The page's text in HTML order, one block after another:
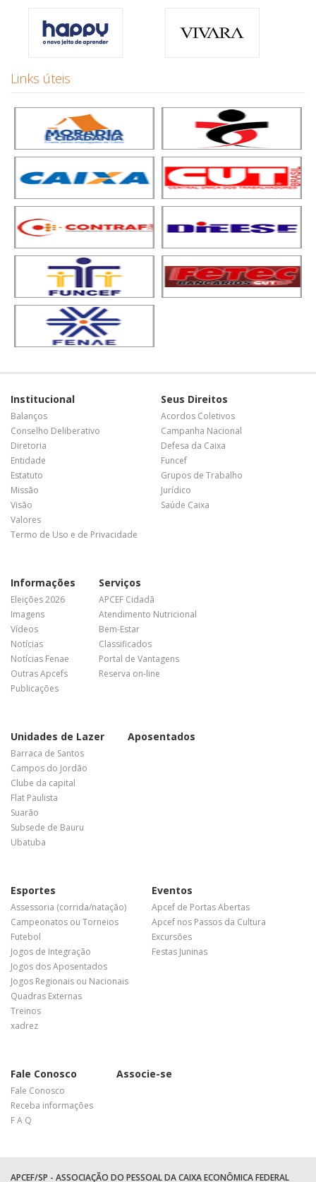
Links úteis
Institucional
Balanços
Conselho Deliberativo
Diretoria
Entidade
Estatuto
Missão
Visão
Valores
Termo de Uso e de Privacidade
Seus Direitos
Acordos Coletivos
Campanha Nacional
Defesa da Caixa
Funcef
Grupos de Trabalho
Jurídico
Saúde Caixa
Informações
Eleições 2026
Imagens
Vídeos
Notícias
Notícias Fenae
Outras Apcefs
Publicações
Serviços
APCEF Cidadã
Atendimento Nutricional
Bem-Estar
Classificados
Portal de Vantagens
Reserva on-line
Unidades de Lazer
Barraca de Santos
Campos do Jordão
Clube da capital
Flat Paulista
Suarão
Subsede de Bauru
Ubatuba
Aposentados
Esportes
Assessoria (corrida/natação)
Campeonatos ou Torneios
Futebol
Jogos de Integração
Jogos dos Aposentados
Jogos Regionais ou Nacionais
Quadras Externas
Treinos
xadrez
Eventos
Apcef de Portas Abertas
Apcef nos Passos da Cultura
Excursões
Festas Juninas
Fale Conosco
Fale Conosco
Receba informações
F A Q
Associe-se
APCEF/SP - ASSOCIAÇÃO DO PESSOAL DA CAIXA ECONÔMICA FEDERAL